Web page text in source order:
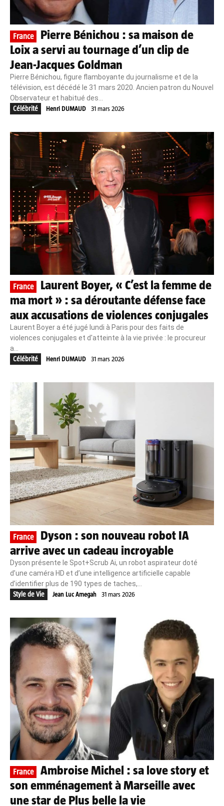
France
Pierre Bénichou : sa maison de
Loix a servi au tournage d’un clip de
Jean-Jacques Goldman
Pierre Bénichou, figure flamboyante du journalisme et de la
télévision, est décédé le 31 mars 2020. Ancien patron du Nouvel
Observateur et habitué des...
Célébrité
Henri DUMAUD 31 mars 2026
France
Laurent Boyer, « C’est la femme de
ma mort » : sa déroutante défense face
aux accusations de violences conjugales
Laurent Boyer a été jugé lundi à Paris pour des faits de
violences conjugales et d'atteinte à la vie privée : le procureur
a...
Célébrité
Henri DUMAUD 31 mars 2026
France
Dyson : son nouveau robot IA
arrive avec un cadeau incroyable
Dyson présente le Spot+Scrub Ai, un robot aspirateur doté
d’une caméra HD et d’une intelligence artificielle capable
d’identifier plus de 190 types de taches,...
Style de Vie
Jean Luc Amegah 31 mars 2026
France
Ambroise Michel : sa love story et
son emménagement à Marseille avec
une star de Plus belle la vie